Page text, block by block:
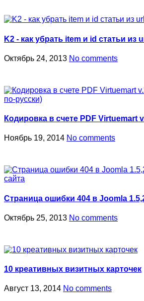
K2 - как убрать item и id статьи из
Октябрь 24, 2013 No comments
Кодировка в счете PDF Virtuemart
Ноябрь 19, 2014 No comments
Страница ошибки 404 в Joomla
Октябрь 25, 2013 No comments
10 креативных визитных карточек
Август 13, 2014 No comments